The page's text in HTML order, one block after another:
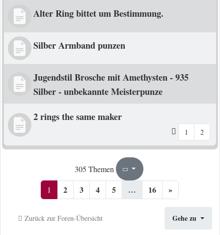
Alter Ring bittet um Bestimmung.
Silber Armband punzen
Jugendstil Brosche mit Amethysten - 935
Silber - unbekannte Meisterpunze
2 rings the same maker
1 2
305 Themen Seite1
1 2 3 4 5 … 16 »
Zurück zur Foren-Übersicht Gehe zu